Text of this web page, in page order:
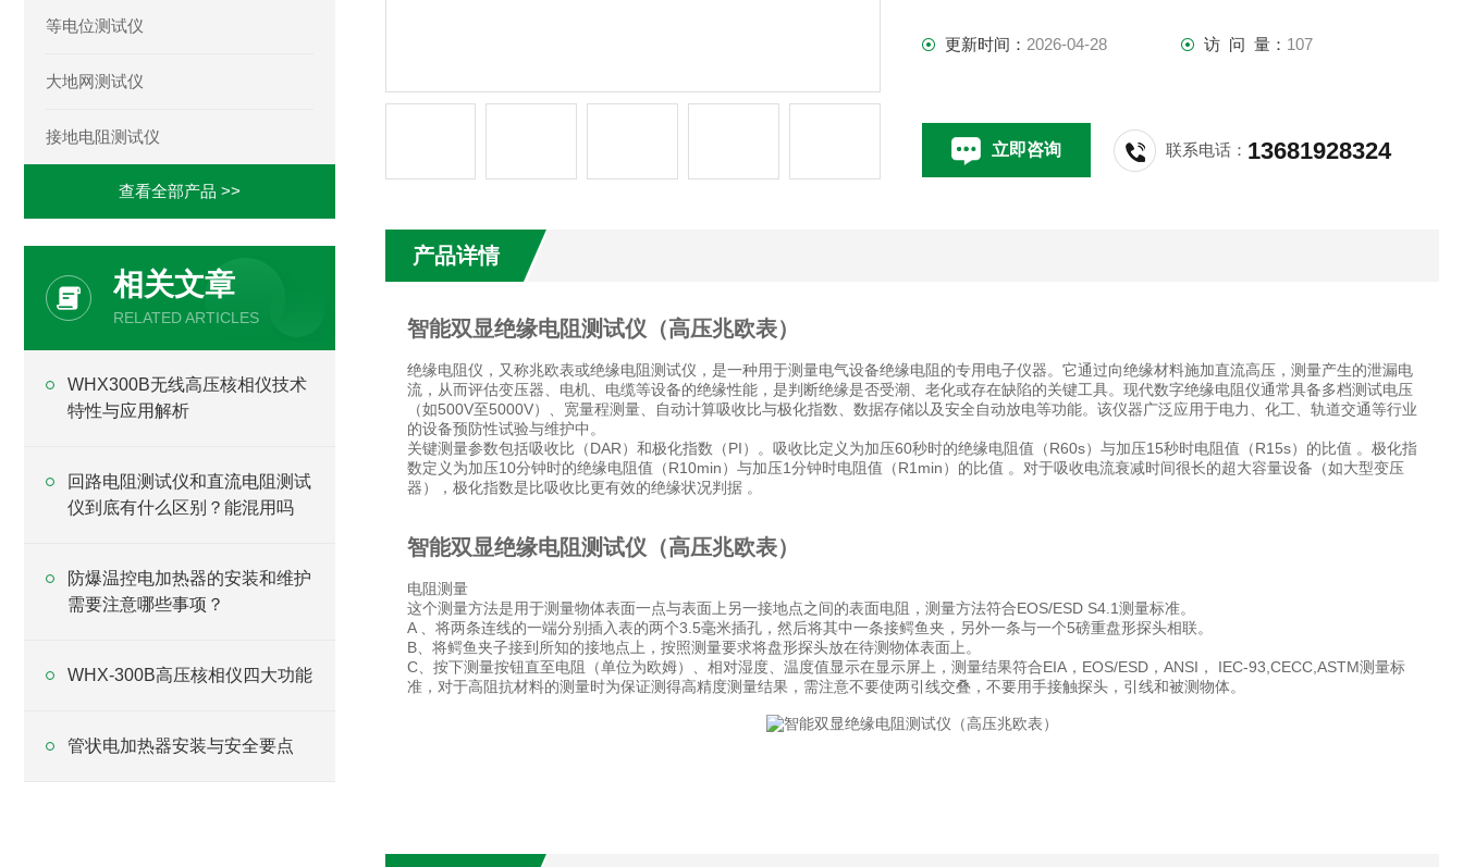
等电位测试仪
大地网测试仪
接地电阻测试仪
查看全部产品 >>
相关文章
RELATED ARTICLES
WHX300B无线高压核相仪技术
特性与应用解析
回路电阻测试仪和直流电阻测试
仪到底有什么区别？能混用吗
防爆温控电加热器的安装和维护
需要注意哪些事项？
WHX-300B高压核相仪四大功能
管状电加热器安装与安全要点
更新时间： 2026-04-28 访 问 量： 107
立即咨询 联系电话： 13681928324
产品详情
智能双显绝缘电阻测试仪（高压兆欧表）
绝缘电阻仪，又称兆欧表或绝缘电阻测试仪，是一种用于测量电气设备绝缘电阻的专用电子仪器。它通过向绝缘材料施加直流高压，测量产生的泄漏电
流，从而评估变压器、电机、电缆等设备的绝缘性能，是判断绝缘是否受潮、老化或存在缺陷的关键工具。现代数字绝缘电阻仪通常具备多档测试电压
（如500V至5000V）、宽量程测量、自动计算吸收比与极化指数、数据存储以及安全自动放电等功能。该仪器广泛应用于电力、化工、轨道交通等行业
的设备预防性试验与维护中。
关键测量参数包括吸收比（DAR）和极化指数（PI）。吸收比定义为加压60秒时的绝缘电阻值（R60s）与加压15秒时电阻值（R15s）的比值 。极化指
数定义为加压10分钟时的绝缘电阻值（R10min）与加压1分钟时电阻值（R1min）的比值 。对于吸收电流衰减时间很长的超大容量设备（如大型变压
器），极化指数是比吸收比更有效的绝缘状况判据 。
智能双显绝缘电阻测试仪（高压兆欧表）
电阻测量
这个测量方法是用于测量物体表面一点与表面上另一接地点之间的表面电阻，测量方法符合EOS/ESD S4.1测量标准。
A 、将两条连线的一端分别插入表的两个3.5毫米插孔，然后将其中一条接鳄鱼夹，另外一条与一个5磅重盘形探头相联。
B、将鳄鱼夹子接到所知的接地点上，按照测量要求将盘形探头放在待测物体表面上。
C、按下测量按钮直至电阻（单位为欧姆）、相对湿度、温度值显示在显示屏上，测量结果符合EIA，EOS/ESD，ANSI， IEC-93,CECC,ASTM测量标
准，对于高阻抗材料的测量时为保证测得高精度测量结果，需注意不要使两引线交叠，不要用手接触探头，引线和被测物体。